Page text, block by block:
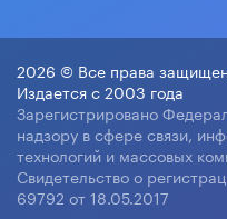
2026 © Все права
Издается с 2003 года
Зарегистрировано
надзору в сфере связи,
технологий и массовых
Свидетельство о
69792 от 18.05.2017